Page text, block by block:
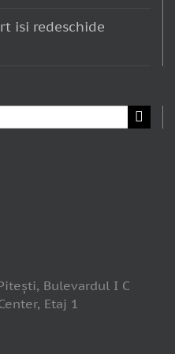
isi redeschide
Bulevardul I C
Etaj 1